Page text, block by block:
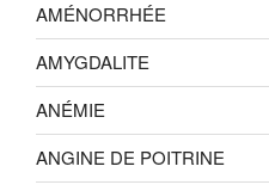
AMÉNORRHÉE
AMYGDALITE
ANÉMIE
ANGINE DE POITRINE